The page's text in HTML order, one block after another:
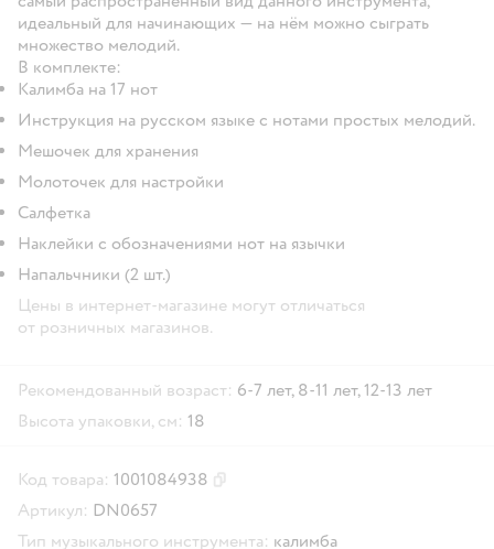
идеальный для начинающих — на нём можно сыграть
множество мелодий.
В комплекте:
Калимба на 17 нот
Инструкция на русском языке с нотами простых мелодий.
Мешочек для хранения
Молоточек для настройки
Салфетка
Наклейки с обозначениями нот на язычки
Напальчники (2 шт.)
Цены в интернет-магазине могут отличаться
от розничных магазинов.
Рекомендованный возраст: 6-7 лет, 8-11 лет,12-13 лет
Высота упаковки, см: 18
Код товара: 1001084938
Артикул: DN0657
Тип музыкального инструмента: калимба